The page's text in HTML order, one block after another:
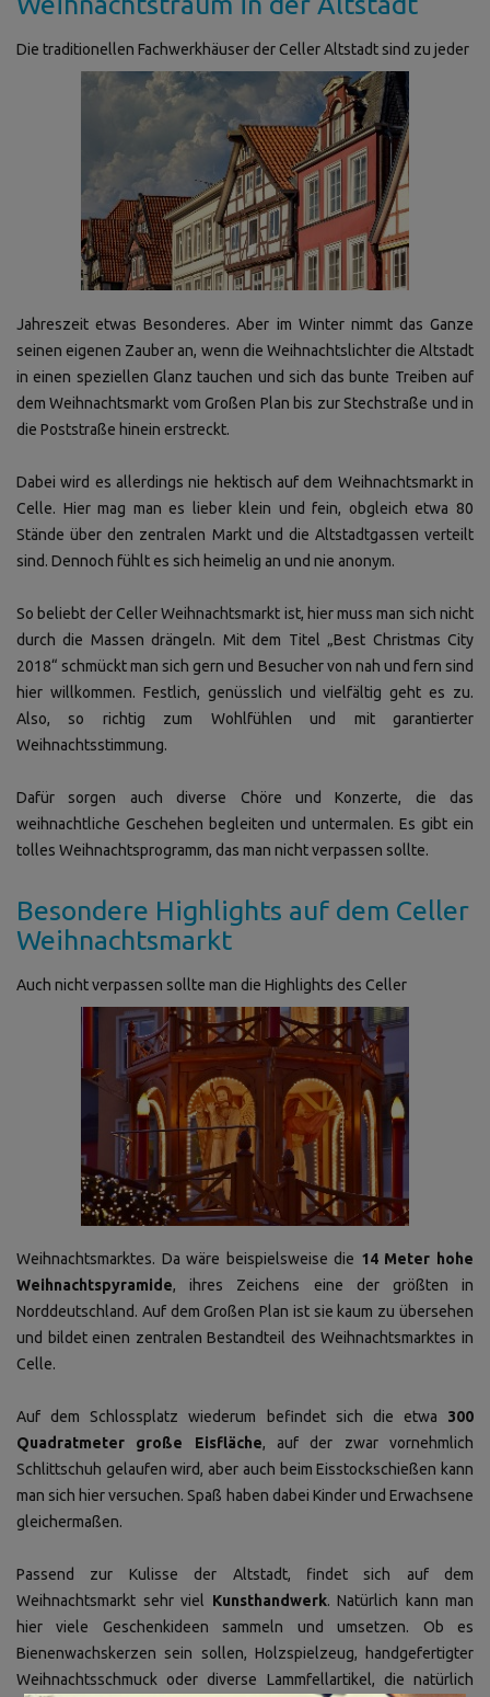
Die traditionellen Fachwerkhäuser der Celler Altstadt sind zu jeder
Jahreszeit etwas Besonderes. Aber im Winter nimmt das Ganze
seinen eigenen Zauber an, wenn die Weihnachtslichter die Altstadt
in einen speziellen Glanz tauchen und sich das bunte Treiben auf
dem Weihnachtsmarkt vom Großen Plan bis zur Stechstraße und in
die Poststraße hinein erstreckt.
Dabei wird es allerdings nie hektisch auf dem Weihnachtsmarkt in
Celle. Hier mag man es lieber klein und fein, obgleich etwa 80
Stände über den zentralen Markt und die Altstadtgassen verteilt
sind. Dennoch fühlt es sich heimelig an und nie anonym.
So beliebt der Celler Weihnachtsmarkt ist, hier muss man sich nicht
durch die Massen drängeln. Mit dem Titel „Best Christmas City
2018“ schmückt man sich gern und Besucher von nah und fern sind
hier willkommen. Festlich, genüsslich und vielfältig geht es zu.
Also, so richtig zum Wohlfühlen und mit garantierter
Weihnachtsstimmung.
Dafür sorgen auch diverse Chöre und Konzerte, die das
weihnachtliche Geschehen begleiten und untermalen. Es gibt ein
tolles Weihnachtsprogramm, das man nicht verpassen sollte.
Besondere Highlights auf dem Celler
Weihnachtsmarkt
Auch nicht verpassen sollte man die Highlights des Celler
Weihnachtsmarktes. Da wäre beispielsweise die 14 Meter hohe
Weihnachtspyramide, ihres Zeichens eine der größten in
Norddeutschland. Auf dem Großen Plan ist sie kaum zu übersehen
und bildet einen zentralen Bestandteil des Weihnachtsmarktes in
Celle.
Auf dem Schlossplatz wiederum befindet sich die etwa 300
Quadratmeter große Eisfläche, auf der zwar vornehmlich
Schlittschuh gelaufen wird, aber auch beim Eisstockschießen kann
man sich hier versuchen. Spaß haben dabei Kinder und Erwachsene
gleichermaßen.
Passend zur Kulisse der Altstadt, findet sich auf dem
Weihnachtsmarkt sehr viel Kunsthandwerk. Natürlich kann man
hier viele Geschenkideen sammeln und umsetzen. Ob es
Bienenwachskerzen sein sollen, Holzspielzeug, handgefertigter
Weihnachtsschmuck oder diverse Lammfellartikel, die natürlich